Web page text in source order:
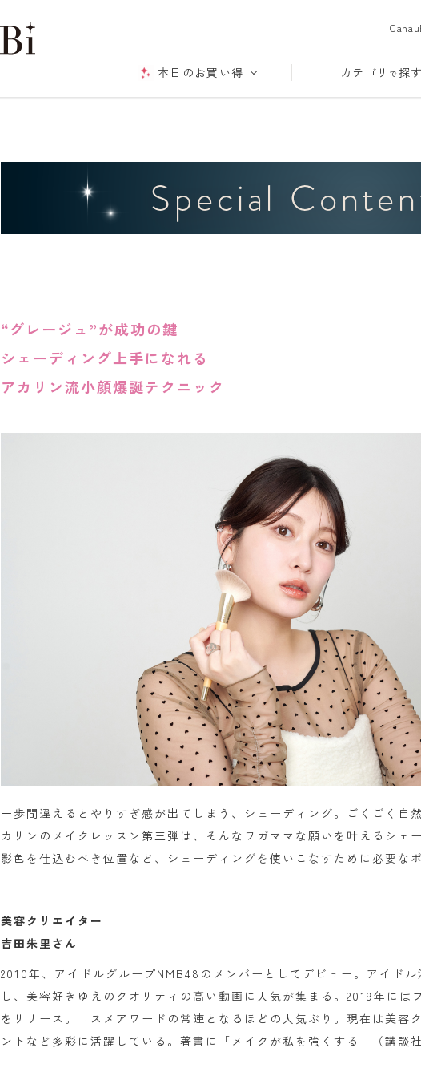
本日のお買い得 カテゴリ で探す
“グレージュ”が成功の鍵
シェーディング上手になれる
アカリン流小顔爆誕テクニック
一歩間違えるとやりすぎ感が出てしまう、シェーディング。ごくごく自
カリンのメイクレッスン第三弾は、そんなワガママな願いを叶えるシェ
影色を仕込むべき位置など、シェーディングを使いこなすために必要な
美容クリエイター
吉田朱里さん
2010年、アイドルグループNMB48のメンバーとしてデビュー。アイド
し、美容好きゆえのクオリティの高い動画に人気が集まる。2019年に
をリリース。コスメアワードの常連となるほどの人気ぶり。現在は美容
ントなど多彩に活躍している。著書に「メイクが私を強くする」（講談社